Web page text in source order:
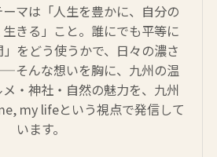
マは「人生を豊かに、自分の
きる」こと。誰にでも平等に
をどう使うかで、日々の濃さ
そんな想いを胸に、九州の温
・神社・自然の魅力を、九州
my lifeという視点で発信して
います。